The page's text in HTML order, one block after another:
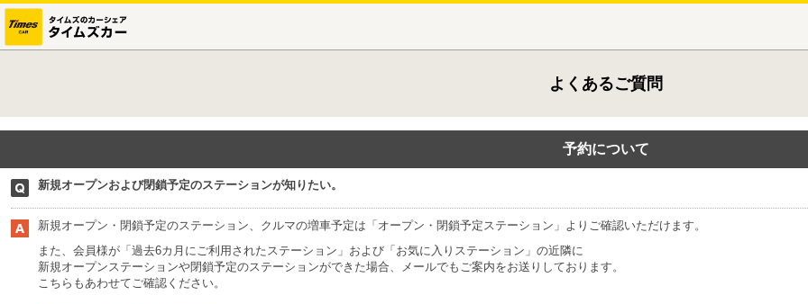
よくあるご質問
予約について
新規オープンおよび閉鎖予定のステーションが知りたい。
新規オープン・閉鎖予定のステーション、クルマの増車予定は「オープン・閉鎖予定ステーション」よりご確認いただけます。
また、会員様が「過去6カ月にご利用されたステーション」および「お気に入りステーション」の近隣に
新規オープンステーションや閉鎖予定のステーションができた場合、メールでもご案内をお送りしております。
こちらもあわせてご確認ください。